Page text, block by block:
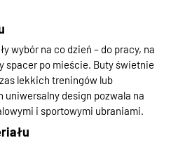
wybór na co dzień – do pracy, na
spacer po mieście. Buty świetnie
lekkich treningów lub
design pozwala na
i sportowymi ubraniami.